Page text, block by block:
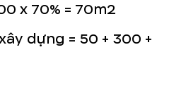
x 70% = 70m2
dựng = 50 + 300 +